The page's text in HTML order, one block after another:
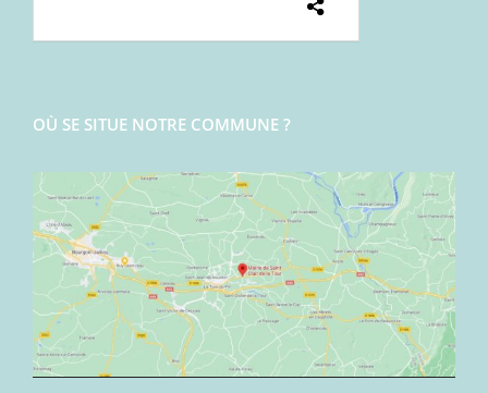
OÙ SE SITUE NOTRE COMMUNE ?